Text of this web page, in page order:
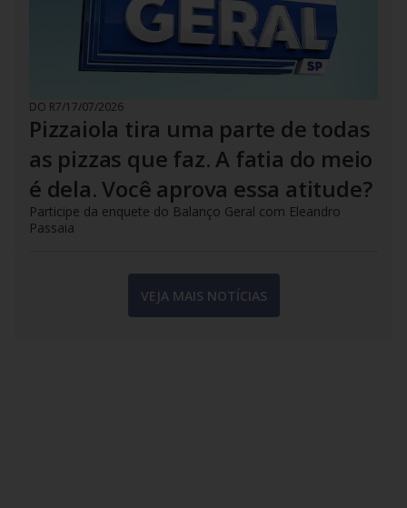
DO R7/17/07/2026
Pizzaiola tira uma parte de todas
as pizzas que faz. A fatia do meio
é dela. Você aprova essa atitude?
Participe da enquete do Balanço Geral com Eleandro
Passaia
VEJA MAIS NOTÍCIAS